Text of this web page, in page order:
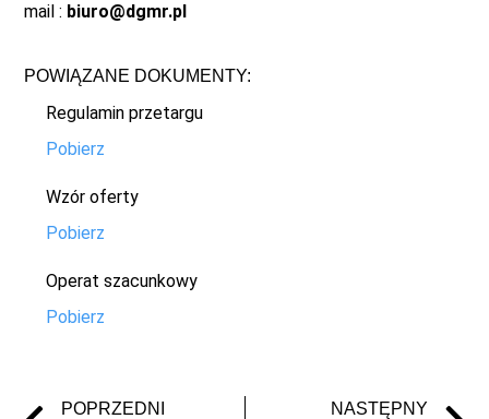
mail : biuro@dgmr.pl
POWIĄZANE DOKUMENTY:
Regulamin przetargu
Pobierz
Wzór oferty
Pobierz
Operat szacunkowy
Pobierz
POPRZEDNI NASTĘPNY